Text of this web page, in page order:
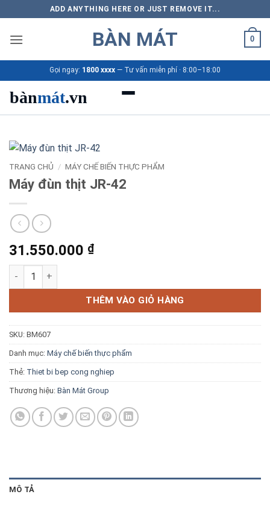
qua
nội
ADD ANYTHING HERE OR JUST REMOVE IT...
BÀN MÁT 0
Gọi ngay: 1800 xxxx — Tư vấn miễn phí · 8:00–18:00
bànmát.vn
Sản phẩm
Thương hiệu
Bảng giá 2026
Ứng dụng
Blog kiến thức
Liên hệ
Báo giá miễn phí →
TRANG CHỦ / MÁY CHẾ BIẾN THỰC PHẨM
Máy đùn thịt JR-42
31.550.000 ₫
Máy đùn thịt JR-42 số lượng
THÊM VÀO GIỎ HÀNG
SKU: BM607
Danh mục: Máy chế biến thực phẩm
Thẻ: Thiet bi bep cong nghiep
Thương hiệu: Bàn Mát Group
MÔ TẢ